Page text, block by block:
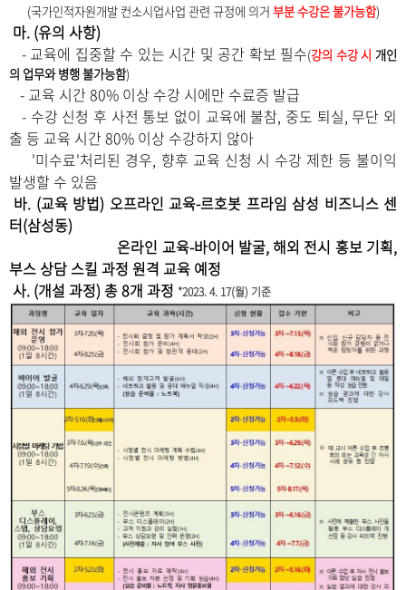
(국가인적자원개발 컨소시업사업 관련 규정에 의거 부분 수강은 불가능함)
마. (유의 사항)
- 교육에 집중할 수 있는 시간 및 공간 확보 필수(강의 수강 시 개인
의 업무와 병행 불가능함)
- 교육 시간 80% 이상 수강 시에만 수료증 발급
- 수강 신청 후 사전 통보 없이 교육에 불참, 중도 퇴실, 무단 외
출 등 교육 시간 80% 이상 수강하지 않아
'미수료'처리된 경우, 향후 교육 신청 시 수강 제한 등 불이익
발생할 수 있음
바. (교육 방법) 오프라인 교육-르호봇 프라임 삼성 비즈니스 센
터(삼성동)
온라인 교육-바이어 발굴, 해외 전시 홍보 기획,
부스 상담 스킬 과정 원격 교육 예정
사. (개설 과정) 총 8개 과정 *2023. 4. 17(월) 기준